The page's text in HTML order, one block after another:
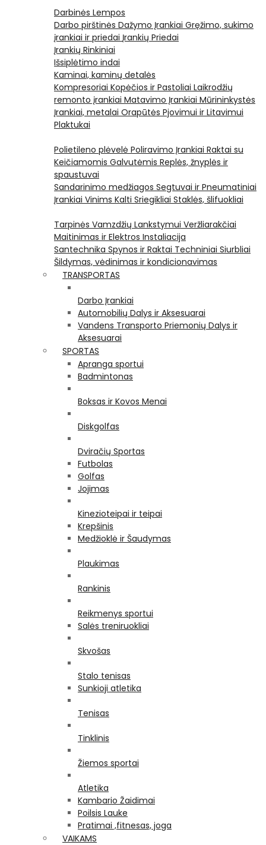
Darbinės Lempos
Darbo pirštinės Dažymo Įrankiai Gręžimo, sukimo
įrankiai ir priedai Įrankių Priedai
Įrankių Rinkiniai
Išsiplėtimo indai
Kaminai, kaminų detalės
Kompresoriai Kopėčios ir Pastoliai Laikrodžių
remonto įrankiai Matavimo Įrankiai Mūrininkystės
Įrankiai, metalai Orapūtės Pjovimui ir Litavimui
Plaktukai
Polietileno plėvelė Poliravimo Įrankiai Raktai su
Keičiamomis Galvutėmis Replės, žnyplės ir
spaustuvai
Sandarinimo medžiagos Segtuvai ir Pneumatiniai
Įrankiai Vinims Kalti Sriegikliai Staklės, šlifuokliai
Tarpinės Vamzdžių Lankstymui Veržliarakčiai
Maitinimas ir Elektros Instaliacija
Santechnika Spynos ir Raktai Techniniai Siurbliai
Šildymas, vėdinimas ir kondicionavimas
TRANSPORTAS
Darbo Įrankiai
Automobilių Dalys ir Aksesuarai
Vandens Transporto Priemonių Dalys ir
Aksesuarai
SPORTAS
Apranga sportui
Badmintonas
Boksas ir Kovos Menai
Diskgolfas
Dviračių Sportas
Futbolas
Golfas
Jojimas
Kinezioteipai ir teipai
Krepšinis
Medžioklė ir Šaudymas
Plaukimas
Rankinis
Reikmenys sportui
Salės treniruokliai
Skvošas
Stalo tenisas
Sunkioji atletika
Tenisas
Tinklinis
Žiemos sportai
Atletika
Kambario Žaidimai
Poilsis Lauke
Pratimai ,fitnesas, joga
VAIKAMS